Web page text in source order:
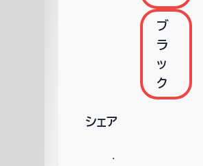
ブ
ラ
ッ
ク
シェア